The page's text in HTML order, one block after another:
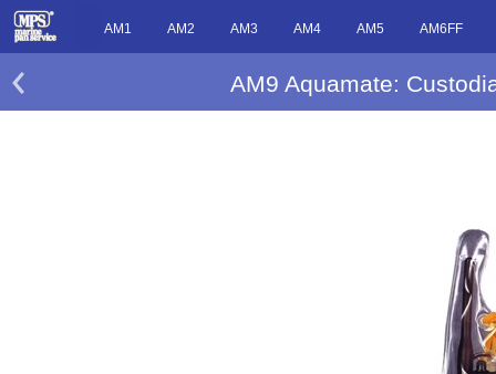
AM1 AM2 AM3 AM4 AM5 AM6FF
AM9 Aquamate: